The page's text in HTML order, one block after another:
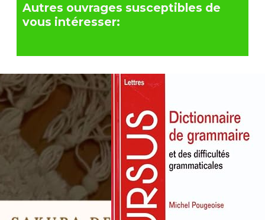
Autres ouvrages susceptibles de
vous intéresser: